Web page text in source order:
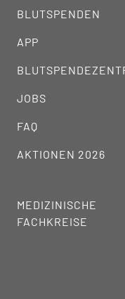
BLUTSPENDEN
APP
JOBS
FAQ
AKTIONEN 2026
MEDIZINISCHE
FACHKREISE